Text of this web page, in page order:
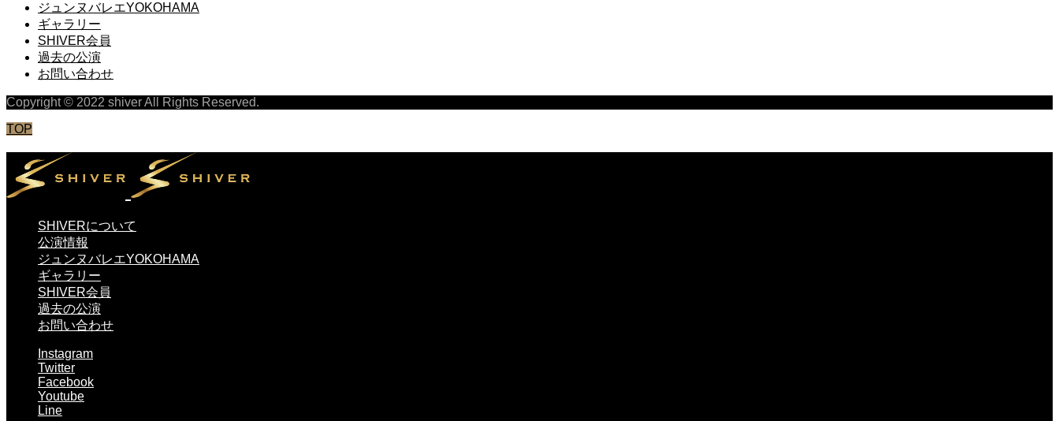
ジュンヌバレエYOKOHAMA
ギャラリー
SHIVER会員
過去の公演
お問い合わせ
Copyright © 2022 shiver All Rights Reserved.
TOP
SHIVERについて
公演情報
ジュンヌバレエYOKOHAMA
ギャラリー
SHIVER会員
過去の公演
お問い合わせ
Instagram
Twitter
Facebook
Youtube
Line